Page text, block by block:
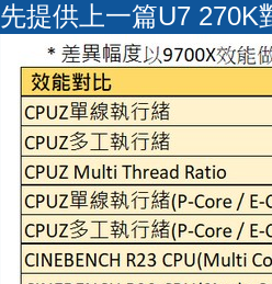
先提供上一篇U7 270K